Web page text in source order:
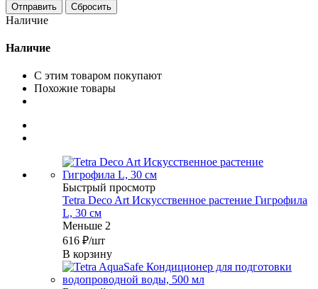
Сбросить
Наличие
Наличие
С этим товаром покупают
Похожие товары
Быстрый просмотр
Tetra Deco Art Искусственное растение Гигрофила
L, 30 см
Меньше 2
616 ₽/шт
В корзину